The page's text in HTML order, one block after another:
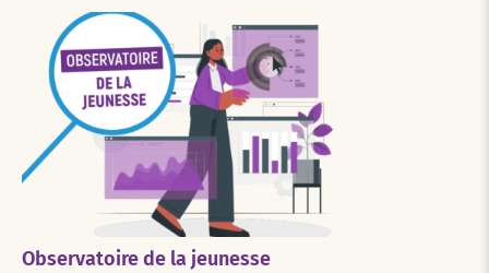
Observatoire de la jeunesse